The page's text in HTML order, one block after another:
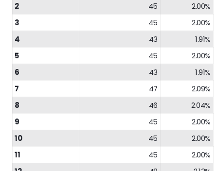
2
45
2.00%
3
45
2.00%
4
43
1.91%
5
45
2.00%
6
43
1.91%
7
47
2.09%
8
46
2.04%
9
45
2.00%
10
45
2.00%
11
45
2.00%